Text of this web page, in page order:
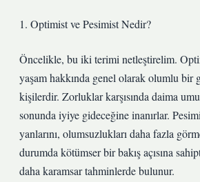
1. Optimist ve Pesimist Nedir?
Öncelikle, bu iki terimi netleştirelim.
yaşam hakkında genel olarak olumlu bir
kişilerdir. Zorluklar karşısında daima
sonunda iyiye gideceğine inanırlar.
yanlarını, olumsuzlukları daha fazla
durumda kötümser bir bakış açısına
daha karamsar tahminlerde bulunur.